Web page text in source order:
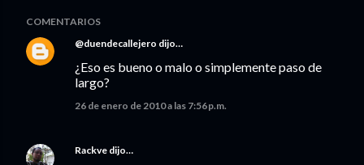
COMENTARIOS
@duendecallejero dijo…
¿Eso es bueno o malo o simplemente paso de
largo?
26 de enero de 2010 a las 7:56 p.m.
Rackve dijo…